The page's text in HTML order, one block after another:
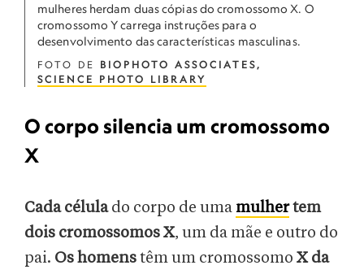
mulheres herdam duas cópias do cromossomo X. O
cromossomo Y carrega instruções para o
desenvolvimento das características masculinas.
FOTO DE BIOPHOTO ASSOCIATES,
SCIENCE PHOTO LIBRARY
O corpo silencia um cromossomo
X
Cada célulado corpo de uma mulhertem
dois cromossomos X, um da mãe e outro do
pai. Os homenstêm um cromossomo X da